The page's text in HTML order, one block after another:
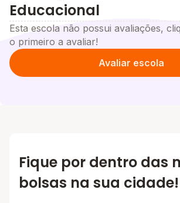
Educacional
Esta escola não possui avaliações,
o primeiro a avaliar!
Avaliar escola
Fique por dentro das
bolsas na sua cidade!